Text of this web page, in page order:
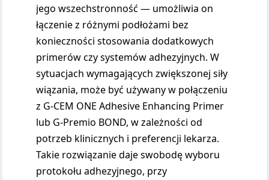
jego wszechstronność — umożliwia on
łączenie z różnymi podłożami bez
konieczności stosowania dodatkowych
primerów czy systemów adhezyjnych. W
sytuacjach wymagających zwiększonej siły
wiązania, może być używany w połączeniu
z G-CEM ONE Adhesive Enhancing Primer
lub G-Premio BOND, w zależności od
potrzeb klinicznych i preferencji lekarza.
Takie rozwiązanie daje swobodę wyboru
protokołu adhezyjnego, przy